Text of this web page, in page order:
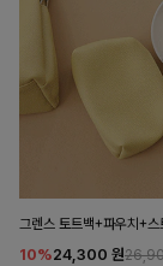
그렌스 토트백+파우치+
10%24,300 원